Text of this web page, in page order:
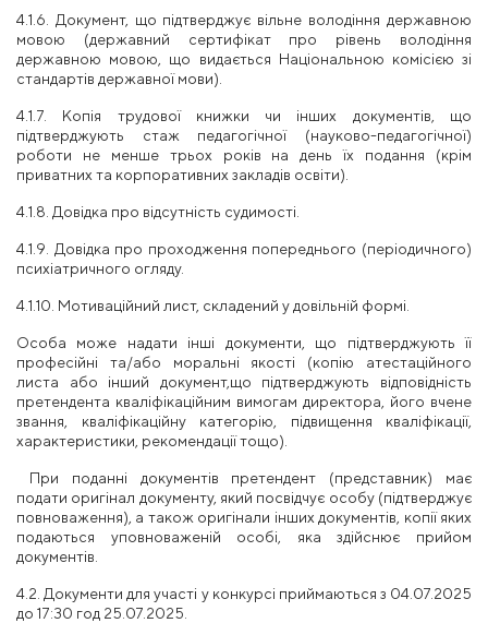
4.1.6. Документ, що підтверджує вільне володіння державною
мовою (державний сертифікат про рівень володіння
державною мовою, що видається Національною комісією зі
стандартів державної мови).
4.1.7. Копія трудової книжки чи інших
документів, що
підтверджують стаж педагогічної (науково-педагогічної)
роботи не менше трьох
років на день їх подання (крім
приватних та корпоративних закладів освіти).
4.1.8. Довідка про відсутність судимості.
4.1.9. Довідка про проходження попереднього (періодичного)
психіатричного огляду.
4.1.10. Мотиваційний лист, складений у довільній формі.
Особа може надати інші документи, що підтверджують її
професійні та/або моральні якості (копію атестаційного
листа або інший документ,що підтверджують відповідність
претендента кваліфікаційним вимогам директора, його вчене
звання, кваліфікаційну категорію, підвищення кваліфікації,
характеристики, рекомендаціїтощо).
При поданні документів претендент (представник) має
подати оригінал документу, який посвідчує особу (підтверджує
повноваження), а також оригінали інших документів, копії яких
подаються уповноваженій особі, яка здійснює прийом
документів.
4.2. Документи для участі у конкурсі приймаються з 04.07.2025
до 17:30 год 25.07.2025.